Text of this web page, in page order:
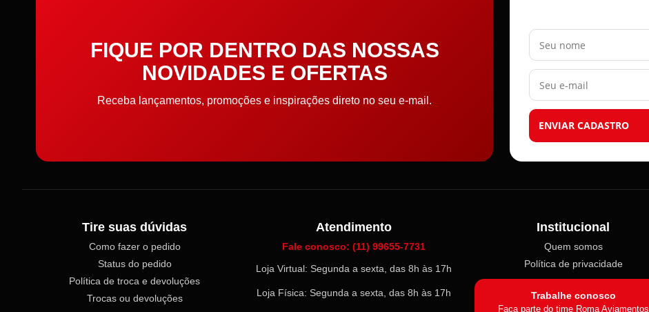
Elástico de cabelo
Enfeite
Etiquetas e Embalagens
Faixa toalha e pano de
FIQUE POR DENTRO DAS NOSSAS
NOVIDADES E OFERTAS
Receba lançamentos, promoções e inspirações direto no seu e-mail.
Seu nome
Seu e-mail
ENVIAR CADASTRO
Tire suas dúvidas
Como fazer o pedido
Status do pedido
Política de troca e devoluções
Trocas ou devoluções
Atendimento
Fale conosco: (11) 99655-7731
Loja Virtual: Segunda a sexta, das 8h às 17h
Loja Física: Segunda a sexta, das 8h às 17h
Institucional
Quem somos
Política de privacidade
Trabalhe conosco
Faça parte do time Roma Aviamentos